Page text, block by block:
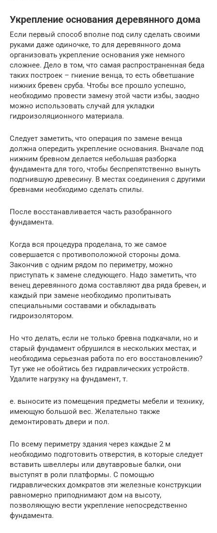
Укрепление основания деревянного дома
Если первый способ вполне под силу сделать своими
руками даже одиночке, то для деревянного дома
организовать укрепление основания уже немного
сложнее. Дело в том, что самая распространенная беда
таких построек – гниение венца, то есть обветшание
нижних бревен сруба. Чтобы все прошло успешно,
необходимо провести замену этой части избы, заодно
можно использовать случай для укладки
гидроизоляционного материала.
Следует заметить, что операция по замене венца
должна опередить укрепление основания. Вначале под
нижним бревном делается небольшая разборка
фундамента для того, чтобы беспрепятственно вынуть
подгнившую древесину. В местах соединения с другими
бревнами необходимо сделать спилы.
После восстанавливается часть разобранного
фундамента.
Когда вся процедура проделана, то же самое
совершается с противоположной стороны дома.
Закончив с одним рядом по периметру, можно
приступать к замене следующего. Надо заметить, что
венец деревянного дома составляют два ряда бревен, и
каждый при замене необходимо пропитывать
специальными составами и обкладывать
гидроизолятором.
Но что делать, если не только бревна подкачали, но и
старый фундамент обрушился в нескольких местах, и
необходима серьезная работа по его восстановлению?
Тут уже не обойтись без гидравлических устройств.
Удалите нагрузку на фундамент, т.
е. выносите из помещения предметы мебели и технику,
имеющую большой вес. Желательно также
демонтировать двери и пол.
По всему периметру здания через каждые 2 м
необходимо подготовить отверстия, в которые следует
вставить швеллеры или двутавровые балки, они
выступят в роли платформы. С помощью
гидравлических домкратов эти железные конструкции
равномерно приподнимают дом на высоту,
позволяющую вести укрепление непосредственно
фундамента.